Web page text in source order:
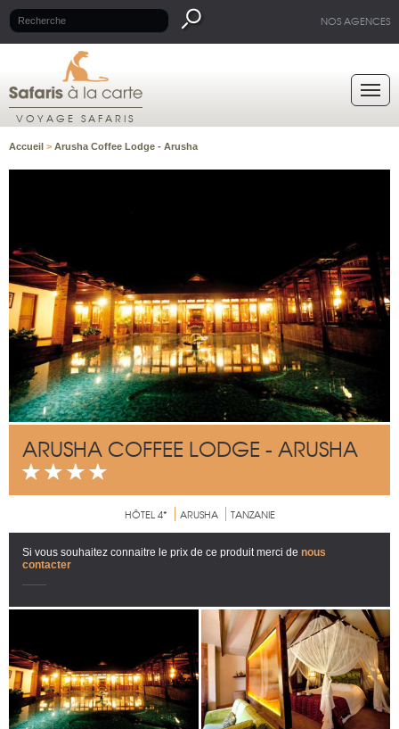
NOS AGENCES
VOYAGE SAFARIS
Accueil > Arusha Coffee Lodge - Arusha
ARUSHA COFFEE LODGE - ARUSHA
HÔTEL 4* ARUSHA TANZANIE
Si vous souhaitez connaitre le prix de ce produit merci de nous
contacter